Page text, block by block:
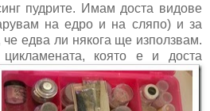
пудрите. Имам доста видове
на едро и на сляпо) и за
че едва ли някога ще използвам.
която е и доста